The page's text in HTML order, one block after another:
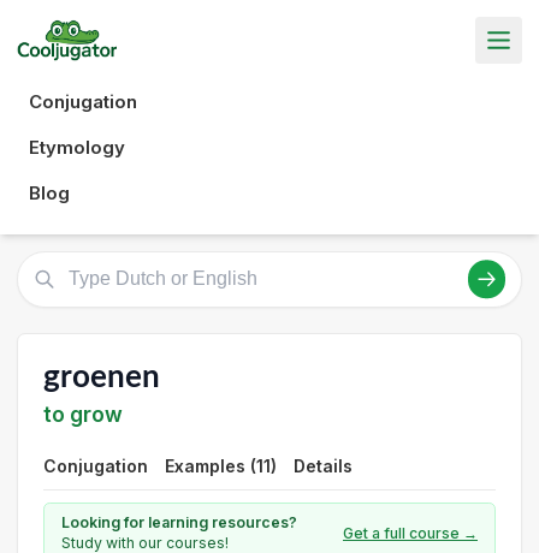
Conjugation
Etymology
Blog
groenen
to grow
Conjugation Examples (11) Details
Looking for learning resources?
Study with our courses!
Get a full course →